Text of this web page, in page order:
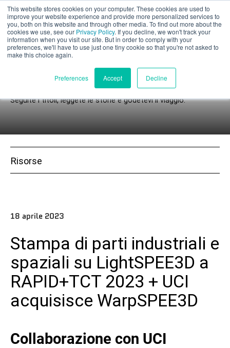
This website stores cookies on your computer. These cookies are used to
improve your website experience and provide more personalized services to
you, both on this website and through other media. To find out more about the
cookies we use, see our Privacy Policy. If you decline, we won't track your
information when you visit our site. But in order to comply with your
preferences, we'll have to use just one tiny cookie so that you're not asked to
make this choice again.
Preferences Accept Decline
Valutazione parziale
Prodotti
Applicazioni
Industrie
Contatto
Notizie
Seguite i titoli, leggete le storie e godetevi il viaggio.
Risorse
18 aprile 2023
Stampa di parti industriali e
spaziali su LightSPEE3D a
RAPID+TCT 2023 + UCI
acquisisce WarpSPEE3D
Collaborazione con UCI